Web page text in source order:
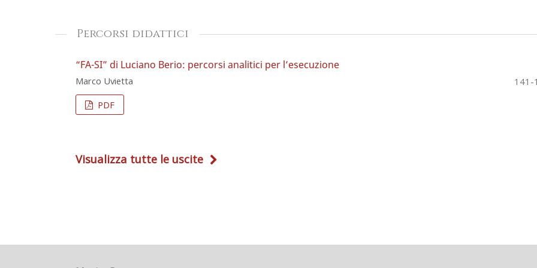
Percorsi didattici
“FA-SI” di Luciano Berio: percorsi analitici per l’esecuzione
Marco Uvietta
141-
PDF
Visualizza tutte le uscite